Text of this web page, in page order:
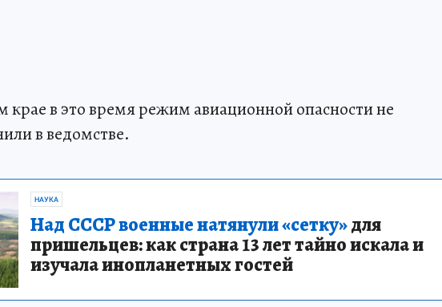
крае в это время режим авиационной опасности не
в ведомстве.
НАУКА
Над СССР военные натянули «сетку»для
пришельцев: как страна 13 лет тайно искала и
изучала инопланетных гостей